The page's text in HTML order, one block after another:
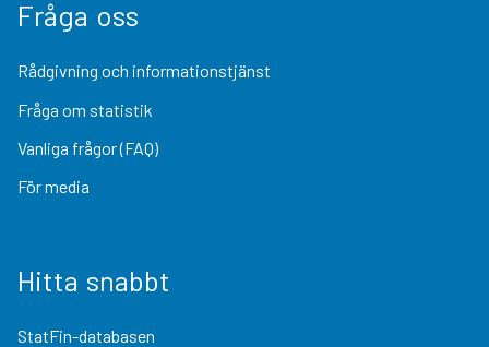
Fråga oss
Rådgivning och informationstjänst
Fråga om statistik
Vanliga frågor (FAQ)
För media
Hitta snabbt
StatFin-databasen